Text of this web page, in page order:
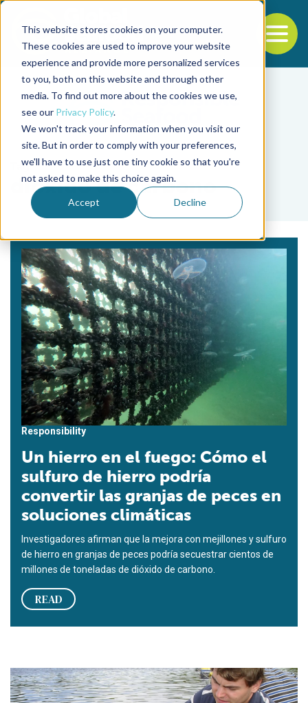
This website stores cookies on your computer.
These cookies are used to improve your website
experience and provide more personalized services
to you, both on this website and through other
media. To find out more about the cookies we use,
see our Privacy Policy.
We won't track your information when you visit our
site. But in order to comply with your preferences,
we'll have to use just one tiny cookie so that you're
not asked to make this choice again.
Accept Decline
Back to the start of the nav
Jump to the end of the navigation
Tag
dióxido de carbono
Responsibility
Un hierro en el fuego: Cómo el
sulfuro de hierro podría
convertir las granjas de peces en
soluciones climáticas
Investigadores afirman que la mejora con mejillones y sulfuro
de hierro en granjas de peces podría secuestrar cientos de
millones de toneladas de dióxido de carbono.
READ
El impacto de la calidad del agua en la salud y el